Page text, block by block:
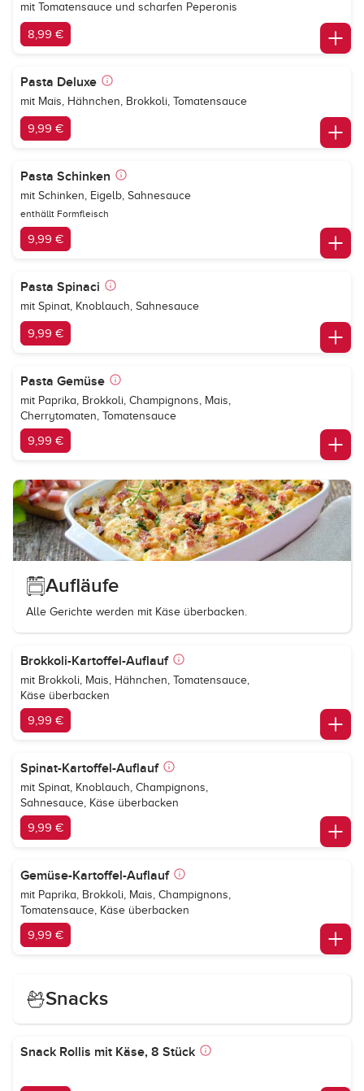
mit Tomatensauce und scharfen Peperonis
8,99 €
Pasta Deluxe
mit Mais, Hähnchen, Brokkoli, Tomatensauce
9,99 €
Pasta Schinken
mit Schinken, Eigelb, Sahnesauce
enthällt Formfleisch
9,99 €
Pasta Spinaci
mit Spinat, Knoblauch, Sahnesauce
9,99 €
Pasta Gemüse
mit Paprika, Brokkoli, Champignons, Mais,
Cherrytomaten, Tomatensauce
9,99 €
Aufläufe
Alle Gerichte werden mit Käse überbacken.
Brokkoli-Kartoffel-Auflauf
mit Brokkoli, Mais, Hähnchen, Tomatensauce,
Käse überbacken
9,99 €
Spinat-Kartoffel-Auflauf
mit Spinat, Knoblauch, Champignons,
Sahnesauce, Käse überbacken
9,99 €
Gemüse-Kartoffel-Auflauf
mit Paprika, Brokkoli, Mais, Champignons,
Tomatensauce, Käse überbacken
9,99 €
Snacks
Snack Rollis mit Käse, 8 Stück